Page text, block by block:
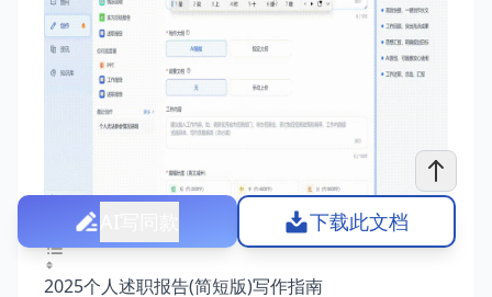
2025个人述职报告(简短版)写作指南
下载此文档